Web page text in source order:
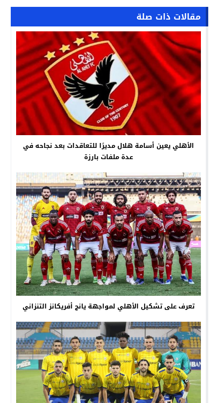
مقالات ذات صلة
الأهلي يعين أسامة هلال مديرًا للتعاقدات بعد نجاحه في
عدة ملفات بارزة
تعرف على تشكيل الأهلي لمواجهة يانج أفريكانز التنزاني